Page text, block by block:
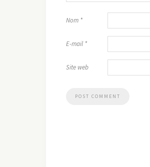
Nom *
E-mail *
Site web